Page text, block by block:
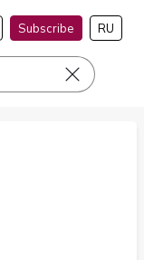
Subscribe RU